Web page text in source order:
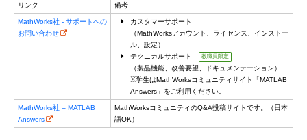
リンク 備考
MathWorks社 - サポートへの
お問い合わせ
カスタマーサポート
（MathWorksアカウント、ライセンス、インストー
ル、設定）
テクニカルサポート
教職員限定
（製品機能、改善要望、ドキュメンテーション）
※学生はMathWorksコミュニティサイト「MATLAB
Answers」をご利用ください。
MathWorks社 – MATLAB
Answers
MathWorksコミュニティのQ&A投稿サイトです。（日本
語OK）